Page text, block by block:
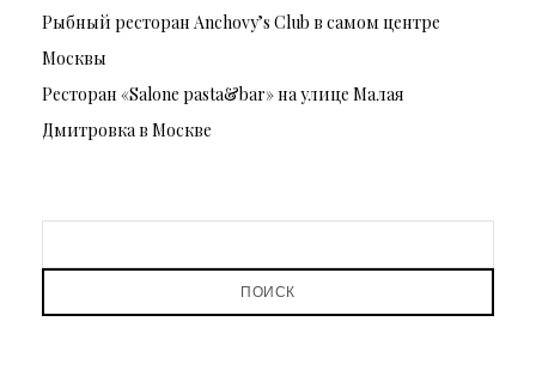
Рыбный ресторан Anchovy’s Club в самом центре
Москвы
Ресторан «Salone pasta&bar» на улице Малая
Дмитровка в Москве
ПОИСК